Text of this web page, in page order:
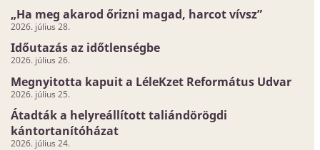
„Ha meg akarod őrizni magad, harcot vívsz”
2026. július 28.
Időutazás az időtlenségbe
2026. július 26.
Megnyitotta kapuit a LéleKzet Református Udvar
2026. július 25.
Átadták a helyreállított taliándörögdi
kántortanítóházat
2026. július 24.